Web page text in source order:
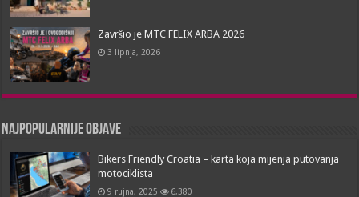
Završio je MTC FELIX ARBA 2026
3 lipnja, 2026
Najpopularnije objave
Bikers Friendly Croatia – karta koja mijenja putovanja
motociklista
9 rujna, 2025 6,380